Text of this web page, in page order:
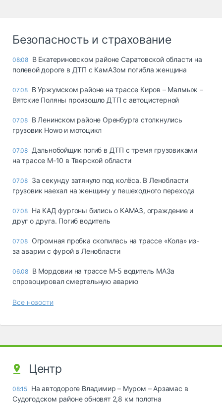
Безопасность и страхование
08:08 В Екатериновском районе Саратовской области на
полевой дороге в ДТП с КамАЗом погибла женщина
07.08 В Уржумском районе на трассе Киров – Малмыж –
Вятские Поляны произошло ДТП с автоцистерной
07.08 В Ленинском районе Оренбурга столкнулись
грузовик Howo и мотоцикл
07.08 Дальнобойщик погиб в ДТП с тремя грузовиками
на трассе М-10 в Тверской области
07.08 За секунду затянуло под колёса. В Ленобласти
грузовик наехал на женщину у пешеходного перехода
07.08 На КАД фургоны бились о КАМАЗ, ограждение и
друг о друга. Погиб водитель
07.08 Огромная пробка скопилась на трассе «Кола» из-
за аварии с фурой в Ленобласти
06.08 В Мордовии на трассе М-5 водитель МАЗа
спровоцировал смертельную аварию
Все новости
Центр
08:15 На автодороге Владимир – Муром – Арзамас в
Судогодском районе обновят 2,8 км полотна